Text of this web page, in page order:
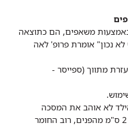
משאפים, הם כתוצאה
לא נכון" אומרת פרופ' לאה
מתווך (ספייסר -
לא אוהב את המסכה
וההורים מניחים את המסכה אפילו 2 ס"מ מהפנים, רוב החומר